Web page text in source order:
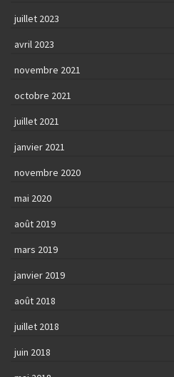
juillet 2023
avril 2023
novembre 2021
octobre 2021
juillet 2021
janvier 2021
novembre 2020
mai 2020
août 2019
mars 2019
janvier 2019
août 2018
juillet 2018
juin 2018